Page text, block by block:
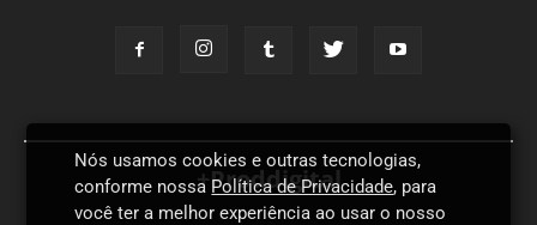
+Proddigital
Nós usamos cookies e outras tecnologias,
conforme nossaPolítica de Privacidade, para
você ter a melhor experiência ao usar o nosso